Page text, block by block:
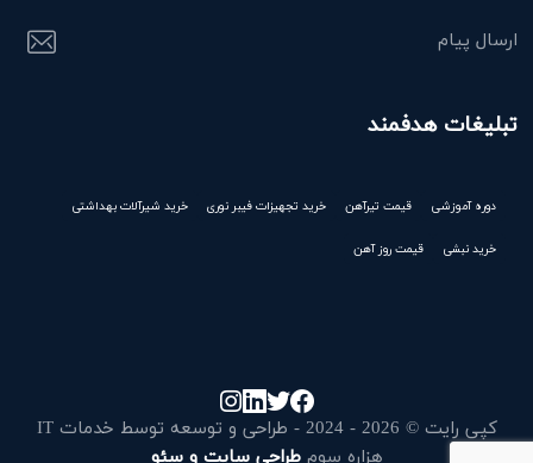
ارسال پیام
تبلیغات هدفمند
دوره آموزشی قیمت تیرآهن خرید تجهیزات فیبر نوری خرید شیرآلات بهداشتی
خرید نبشی قیمت روز آهن
کپی رایت © 2026 - 2024 - طراحی و توسعه توسط خدمات IT
هزاره سومطراحی سایت و سئو